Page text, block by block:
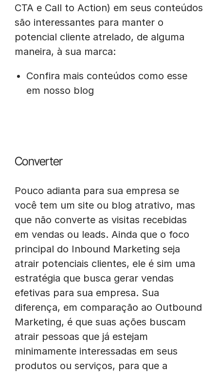
CTA e Call to Action) em seus conteúdos
são interessantes para manter o
potencial cliente atrelado, de alguma
maneira, à sua marca:
Confira mais conteúdos como esse
em nosso blog
Converter
Pouco adianta para sua empresa se
você tem um site ou blog atrativo, mas
que não converte as visitas recebidas
em vendas ou leads. Ainda que o foco
principal do Inbound Marketing seja
atrair potenciais clientes, ele é sim uma
estratégia que busca gerar vendas
efetivas para sua empresa. Sua
diferença, em comparação ao Outbound
Marketing, é que suas ações buscam
atrair pessoas que já estejam
minimamente interessadas em seus
produtos ou serviços, para que a